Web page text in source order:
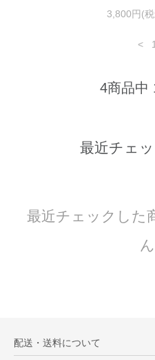
3,800円(
< 1
4商品中
最近チェ
最近チェックした
ん
配送・送料について